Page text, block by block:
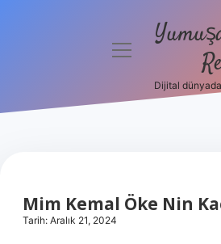
menüyü
Dijital
Mim Kemal Öke Nin
Tarih: Aralık 21, 2024